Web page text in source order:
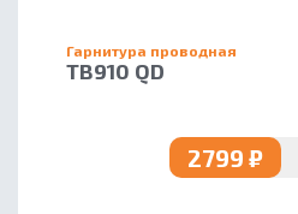
Гарнитура проводная
TB910 QD
2799 ₽